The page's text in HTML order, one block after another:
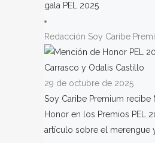
gala PEL 2025
Redacción Soy Caribe
29 de octubre de 2025
Soy Caribe Premium recibe
Honor en los Premios PEL
artículo sobre el merengue